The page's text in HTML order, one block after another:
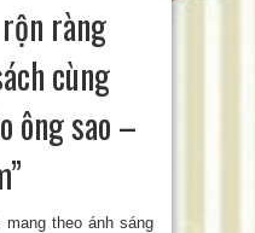
EcoCamp
ràng
cùng
ông sao –
theo ánh sáng